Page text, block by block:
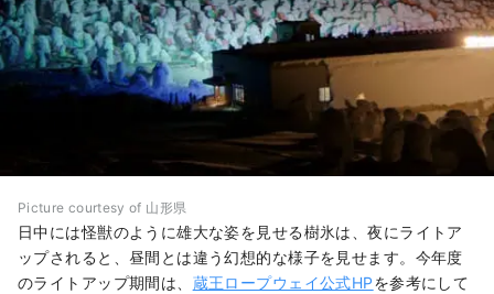
Picture courtesy of 山形県
日中には怪獣のように雄大な姿を見せる樹氷は、夜にライトア
ップされると、昼間とは違う幻想的な様子を見せます。今年度
のライトアップ期間は、 蔵王ロープウェイ公式HPを参考にして